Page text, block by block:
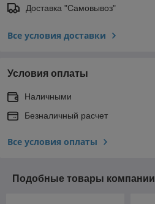
Доставка "Самовывоз"
Все условия доставки
Условия оплаты
Наличными
Безналичный расчет
Все условия оплаты
Подобные товары компании